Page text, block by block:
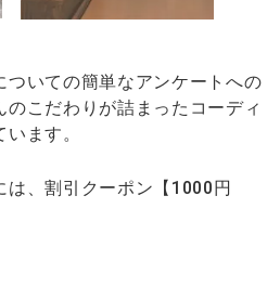
ついての簡単なアンケートへの
のこだわりが詰まったコーディ
ます。
は、割引クーポン【1000円